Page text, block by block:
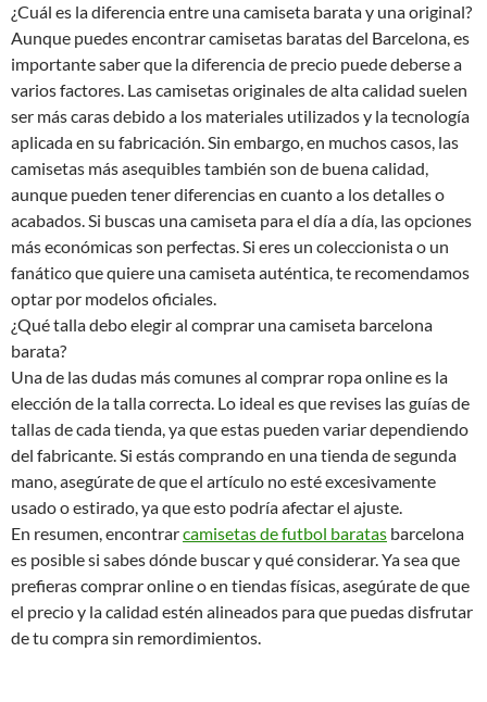
¿Cuál es la diferencia entre una camiseta barata y una original?
Aunque puedes encontrar camisetas baratas del Barcelona, es
importante saber que la diferencia de precio puede deberse a
varios factores. Las camisetas originales de alta calidad suelen
ser más caras debido a los materiales utilizados y la tecnología
aplicada en su fabricación. Sin embargo, en muchos casos, las
camisetas más asequibles también son de buena calidad,
aunque pueden tener diferencias en cuanto a los detalles o
acabados. Si buscas una camiseta para el día a día, las opciones
más económicas son perfectas. Si eres un coleccionista o un
fanático que quiere una camiseta auténtica, te recomendamos
optar por modelos oficiales.
¿Qué talla debo elegir al comprar una camiseta barcelona
barata?
Una de las dudas más comunes al comprar ropa online es la
elección de la talla correcta. Lo ideal es que revises las guías de
tallas de cada tienda, ya que estas pueden variar dependiendo
del fabricante. Si estás comprando en una tienda de segunda
mano, asegúrate de que el artículo no esté excesivamente
usado o estirado, ya que esto podría afectar el ajuste.
En resumen, encontrarcamisetas de futbol baratas barcelona
es posible si sabes dónde buscar y qué considerar. Ya sea que
prefieras comprar online o en tiendas físicas, asegúrate de que
el precio y la calidad estén alineados para que puedas disfrutar
de tu compra sin remordimientos.